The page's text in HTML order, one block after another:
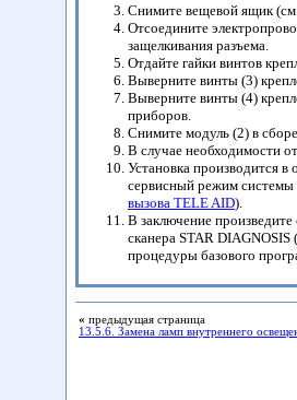
Снимите вещевой ящик
Отсоедините
защелкивания разъема.
Отдайте гайки винтов
Выверните винты (3)
Выверните винты (4)
приборов.
Снимите модуль (2) в
В случае необходимости
Установка производится
сервисный режим
вызова TELE AID).
В заключение
сканера STAR
процедуры базового
« предыдущая страница
13.5.6. Замена ламп внутреннего